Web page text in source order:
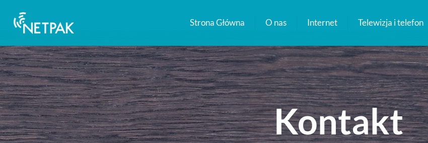
Strona Główna O nas Internet Telewizja i telefon
Kontakt